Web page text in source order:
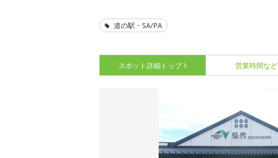
道の駅・SA/PA
スポット詳細 トップ 営業時間など